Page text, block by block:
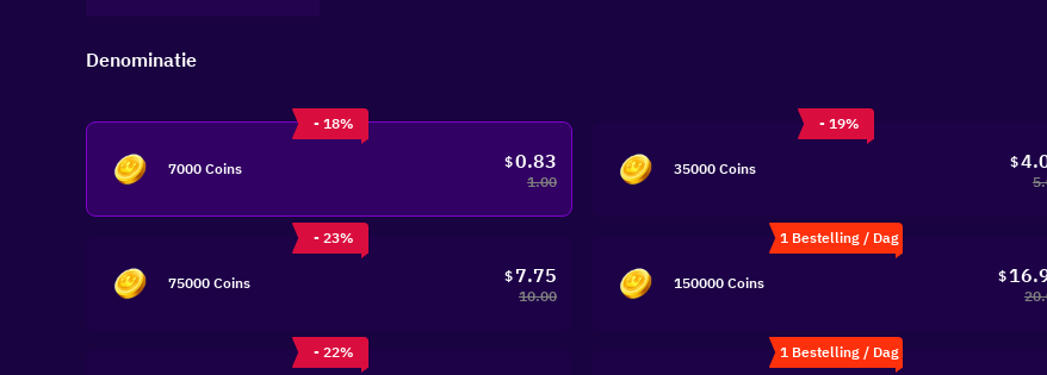
Denominatie
- 18%
7000 Coins $0.83
1.00
- 19%
35000 Coins $
- 23%
75000 Coins $ 7.75
10.00
1 Bestelling / Dag
150000 Coins $
- 22% 1 Bestelling / Dag